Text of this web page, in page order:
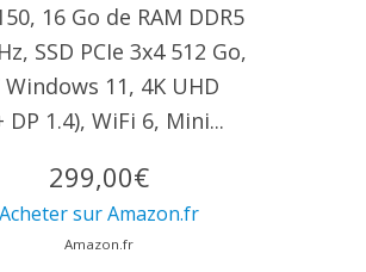
16 Go de RAM DDR5
SSD PCIe 3x4 512 Go,
Windows 11, 4K UHD
DP 1.4), WiFi 6, Mini...
299,00€
Acheter sur Amazon.fr
Amazon.fr